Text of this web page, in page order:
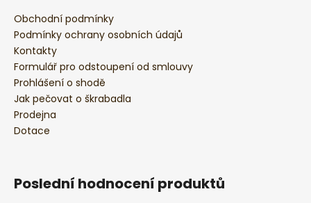
Obchodní podmínky
Podmínky ochrany osobních údajů
Kontakty
Formulář pro odstoupení od smlouvy
Prohlášení o shodě
Jak pečovat o škrabadla
Prodejna
Dotace
Poslední hodnocení produktů